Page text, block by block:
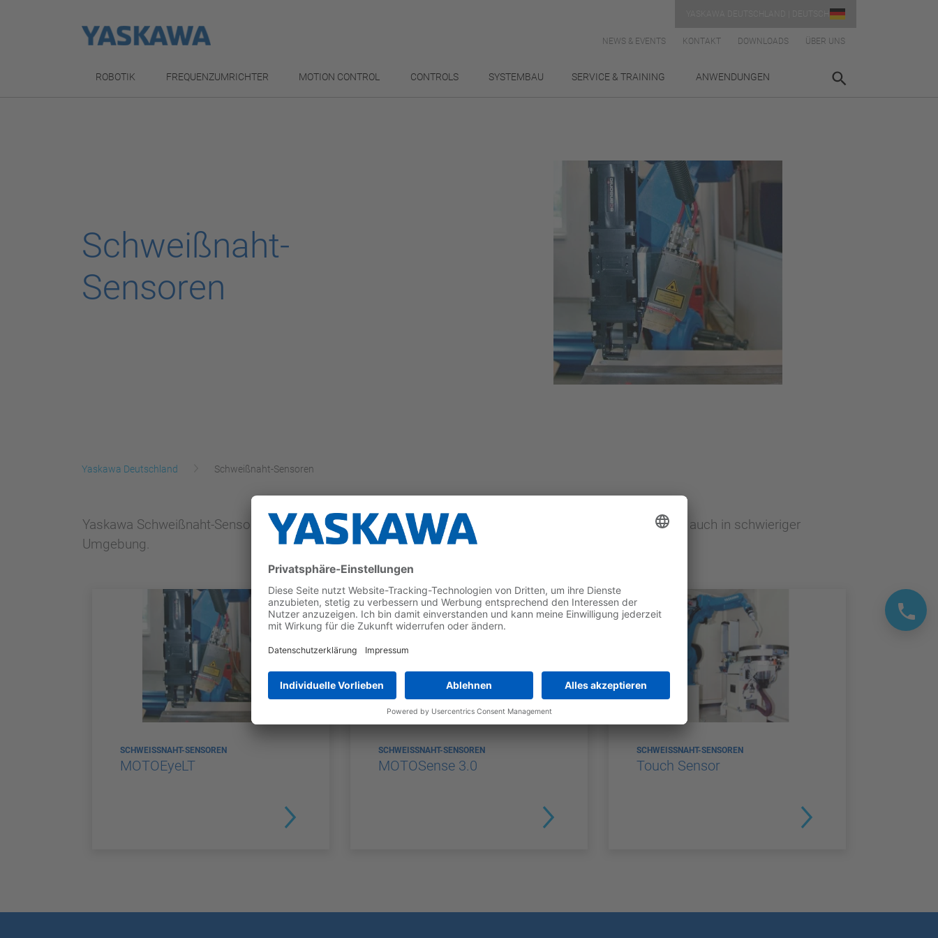
NEWS & EVENTS KONTAKT DOWNLOADS ÜBER UNS
ROBOTIK FREQUENZUMRICHTER MOTION CONTROL CONTROLS SYSTEMBAU SERVICE & TRAINING ANWENDUNGEN
Schweißnaht-
Sensoren
Yaskawa Deutschland Schweißnaht-Sensoren
Yaskawa Schweißnaht-Sensoren suchen die genaue Position von Schweißnähten. Besonders zuverlässig auch in schwieriger
Umgebung.
SCHWEISSNAHT-SENSOREN
MOTOEyeLT
SCHWEISSNAHT-SENSOREN
MOTOSense 3.0
SCHWEISSNAHT-SENSOREN
Touch Sensor